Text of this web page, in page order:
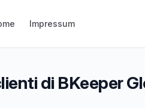
Impressum
di BKeeper